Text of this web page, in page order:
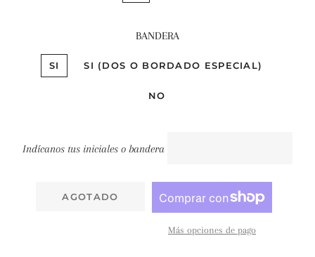
BANDERA
SI SI (DOS O BORDADO ESPECIAL)
NO
Indícanos tus iniciales o bandera
AGOTADO
Más opciones de pago